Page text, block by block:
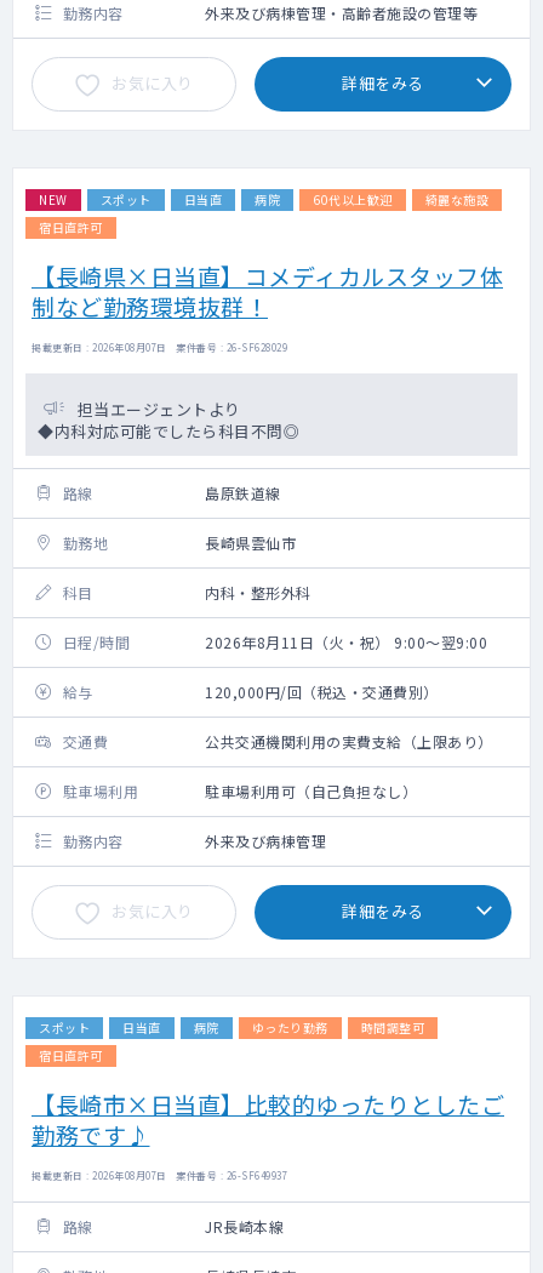
勤務内容 外来及び病棟管理・高齢者施設の管理等
お気に入り 詳細をみる
NEW スポット 日当直 病院 60代以上歓迎
綺麗な施設
宿日直許可
【長崎県×日当直】コメディカルスタッフ体
制など勤務環境抜群！
掲載更新日 : 2026年08月07日 案件番号 : 26-SF628029
担当エージェントより
◆内科対応可能でしたら科目不問◎
路線 島原鉄道線
勤務地 長崎県雲仙市
科目 内科・整形外科
日程/時間 2026年8月11日（火・祝） 9:00～翌9:00
給与 120,000円/回（税込・交通費別）
交通費 公共交通機関利用の実費支給（上限あり）
駐車場利用 駐車場利用可（自己負担なし）
勤務内容 外来及び病棟管理
お気に入り 詳細をみる
スポット 日当直 病院 ゆったり勤務
時間調整可
宿日直許可
【長崎市×日当直】比較的ゆったりとしたご
勤務です♪
掲載更新日 : 2026年08月07日 案件番号 : 26-SF649937
路線 JR長崎本線